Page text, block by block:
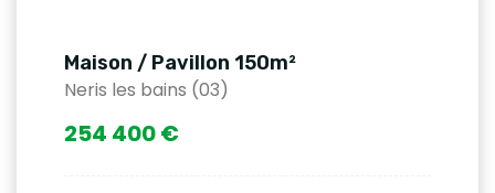
Maison / Pavillon 150m²
Neris les bains (03)
254 400 €